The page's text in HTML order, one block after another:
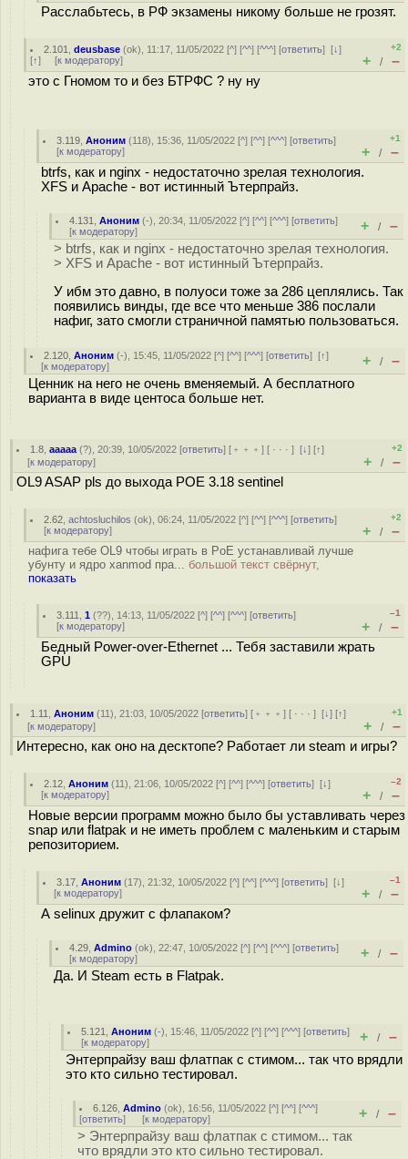
Расслабьтесь, в РФ экзамены никому больше не грозят.
2.101 ,deusbase (ok), 11:17, 11/05/2022 [^] [^^] [^^^] [ответить][↓]
[↑] [к модератору]
+2
+ / –
это с Гномом то и без БТРФС ? ну ну
3.119 ,Аноним (118), 15:36, 11/05/2022 [^] [^^] [^^^] [ответить]
[к модератору]
+1
+ / –
btrfs, как и nginx - недостаточно зрелая технология.
XFS и Apache - вот истинный Ътерпрайз.
4.131 ,Аноним (-), 20:34, 11/05/2022 [^] [^^] [^^^] [ответить]
[к модератору] + / –
> btrfs, как и nginx - недостаточно зрелая технология.
> XFS и Apache - вот истинный Ътерпрайз.
У ибм это давно, в полуоси тоже за 286 цеплялись. Так
появились винды, где все что меньше 386 послали
нафиг, зато смогли страничной памятью пользоваться.
2.120 ,Аноним (-), 15:45, 11/05/2022 [^] [^^] [^^^] [ответить][↑]
[к модератору] + / –
Ценник на него не очень вменяемый. А бесплатного
варианта в виде центоса больше нет.
1.8 ,aaaaa (?), 20:39, 10/05/2022 [ответить] [ ﹢﹢﹢] [ · · ·][↓] [↑]
[к модератору]
+2
+ / –
OL9 ASAP pls до выхода POE 3.18 sentinel
2.62 ,achtosluchilos (ok), 06:24, 11/05/2022 [^] [^^] [^^^] [ответить]
[к модератору]
+2
+ / –
нафига тебе OL9 чтобы играть в PoE устанавливай лучше
убунту и ядро xanmod пра... большой текст свёрнут,
показать
3.111 ,1 (??), 14:13, 11/05/2022 [^] [^^] [^^^] [ответить]
[к модератору]
–1
+ / –
Бедный Power-over-Ethernet ... Тебя заставили жрать
GPU
1.11 ,Аноним (11), 21:03, 10/05/2022 [ответить] [ ﹢﹢﹢] [ · · ·][↓] [↑]
[к модератору]
+1
+ / –
Интересно, как оно на десктопе? Работает ли steam и игры?
2.12 ,Аноним (11), 21:06, 10/05/2022 [^] [^^] [^^^] [ответить][↓]
[к модератору]
–2
+ / –
Новые версии программ можно было бы уставливать через
snap или flatpak и не иметь проблем с маленьким и старым
репозиторием.
3.17 ,Аноним (17), 21:32, 10/05/2022 [^] [^^] [^^^] [ответить][↓]
[к модератору]
–1
+ / –
А selinux дружит с флапаком?
4.29 ,Admino (ok), 22:47, 10/05/2022 [^] [^^] [^^^] [ответить]
[к модератору] + / –
Да. И Steam есть в Flatpak.
5.121 ,Аноним (-), 15:46, 11/05/2022 [^] [^^] [^^^] [ответить]
[к модератору] + / –
Энтерпрайзу ваш флатпак с стимом... так что врядли
это кто сильно тестировал.
6.126 ,Admino (ok), 16:56, 11/05/2022 [^] [^^] [^^^]
[ответить] [к модератору] + / –
> Энтерпрайзу ваш флатпак с стимом... так
что врядли это кто сильно тестировал.